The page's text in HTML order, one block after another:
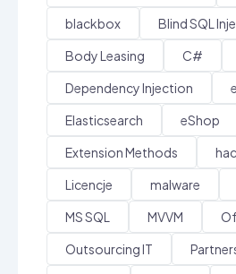
blackbox
Blind SQL
Body Leasing
C#
Dependency Injection
Elasticsearch
eShop
Extension Methods
Licencje
malware
MS SQL
MVVM
Outsourcing IT